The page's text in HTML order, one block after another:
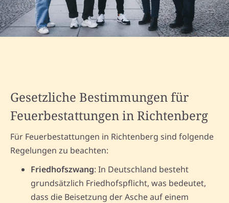
Gesetzliche Bestimmungen für
Feuerbestattungen in Richtenberg
Für Feuerbestattungen in Richtenberg sind folgende
Regelungen zu beachten:
Friedhofszwang: In Deutschland besteht
grundsätzlich Friedhofspflicht, was bedeutet,
dass die Beisetzung der Asche auf einem